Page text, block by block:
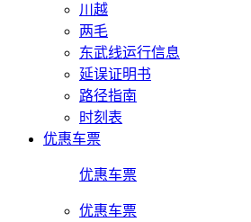
川越
两毛
东武线运行信息
延误证明书
路径指南
时刻表
优惠车票
优惠车票
优惠车票